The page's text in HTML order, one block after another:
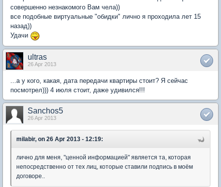
совершенно незнакомого Вам чела))
все подобные виртуальные "обидки" лично я проходила лет 15
назад))
Удачи
ultras
26 Apr 2013
...а у кого, какая, дата передачи квартиры стоит? Я сейчас
посмотрел))) 4 июля стоит, даже удивился!!!
Sanchos5
26 Apr 2013
milabir, on 26 Apr 2013 - 12:19:
лично для меня, "ценной информацией" является та, которая
непосредственно от тех лиц, которые ставили подпись в моём
договоре..